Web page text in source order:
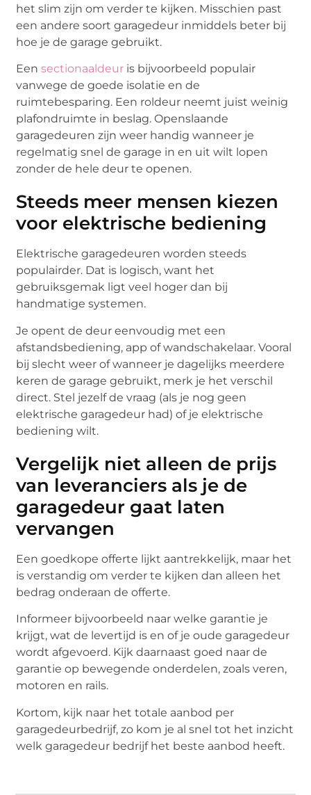
het slim zijn om verder te kijken. Misschien past
een andere soort garagedeur inmiddels beter bij
hoe je de garage gebruikt.
Eensectionaaldeur is bijvoorbeeld populair
vanwege de goede isolatie en de
ruimtebesparing. Een roldeur neemt juist weinig
plafondruimte in beslag. Openslaande
garagedeuren zijn weer handig wanneer je
regelmatig snel de garage in en uit wilt lopen
zonder de hele deur te openen.
Steeds meer mensen kiezen
voor elektrische bediening
Elektrische garagedeuren worden steeds
populairder. Dat is logisch, want het
gebruiksgemak ligt veel hoger dan bij
handmatige systemen.
Je opent de deur eenvoudig met een
afstandsbediening, app of wandschakelaar. Vooral
bij slecht weer of wanneer je dagelijks meerdere
keren de garage gebruikt, merk je het verschil
direct. Stel jezelf de vraag (als je nog geen
elektrische garagedeur had) of je elektrische
bediening wilt.
Vergelijk niet alleen de prijs
van leveranciers als je de
garagedeur gaat laten
vervangen
Een goedkope offerte lijkt aantrekkelijk, maar het
is verstandig om verder te kijken dan alleen het
bedrag onderaan de offerte.
Informeer bijvoorbeeld naar welke garantie je
krijgt, wat de levertijd is en of je oude garagedeur
wordt afgevoerd. Kijk daarnaast goed naar de
garantie op bewegende onderdelen, zoals veren,
motoren en rails.
Kortom, kijk naar het totale aanbod per
garagedeurbedrijf, zo kom je al snel tot het inzicht
welk garagedeur bedrijf het beste aanbod heeft.